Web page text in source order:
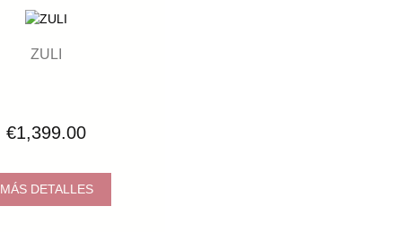
ZULI
€1,399.00
MÁS DETALLES